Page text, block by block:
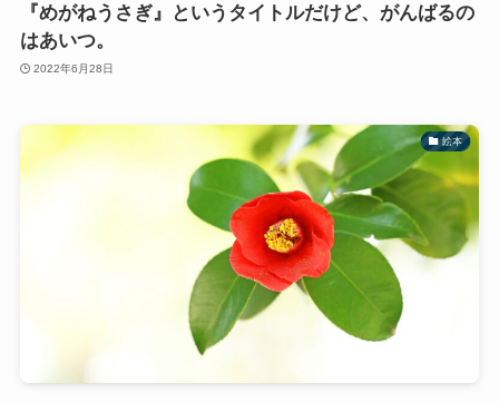
『めがねうさぎ』というタイトルだけど、がんばるの
はあいつ。
2022年6月28日
絵本